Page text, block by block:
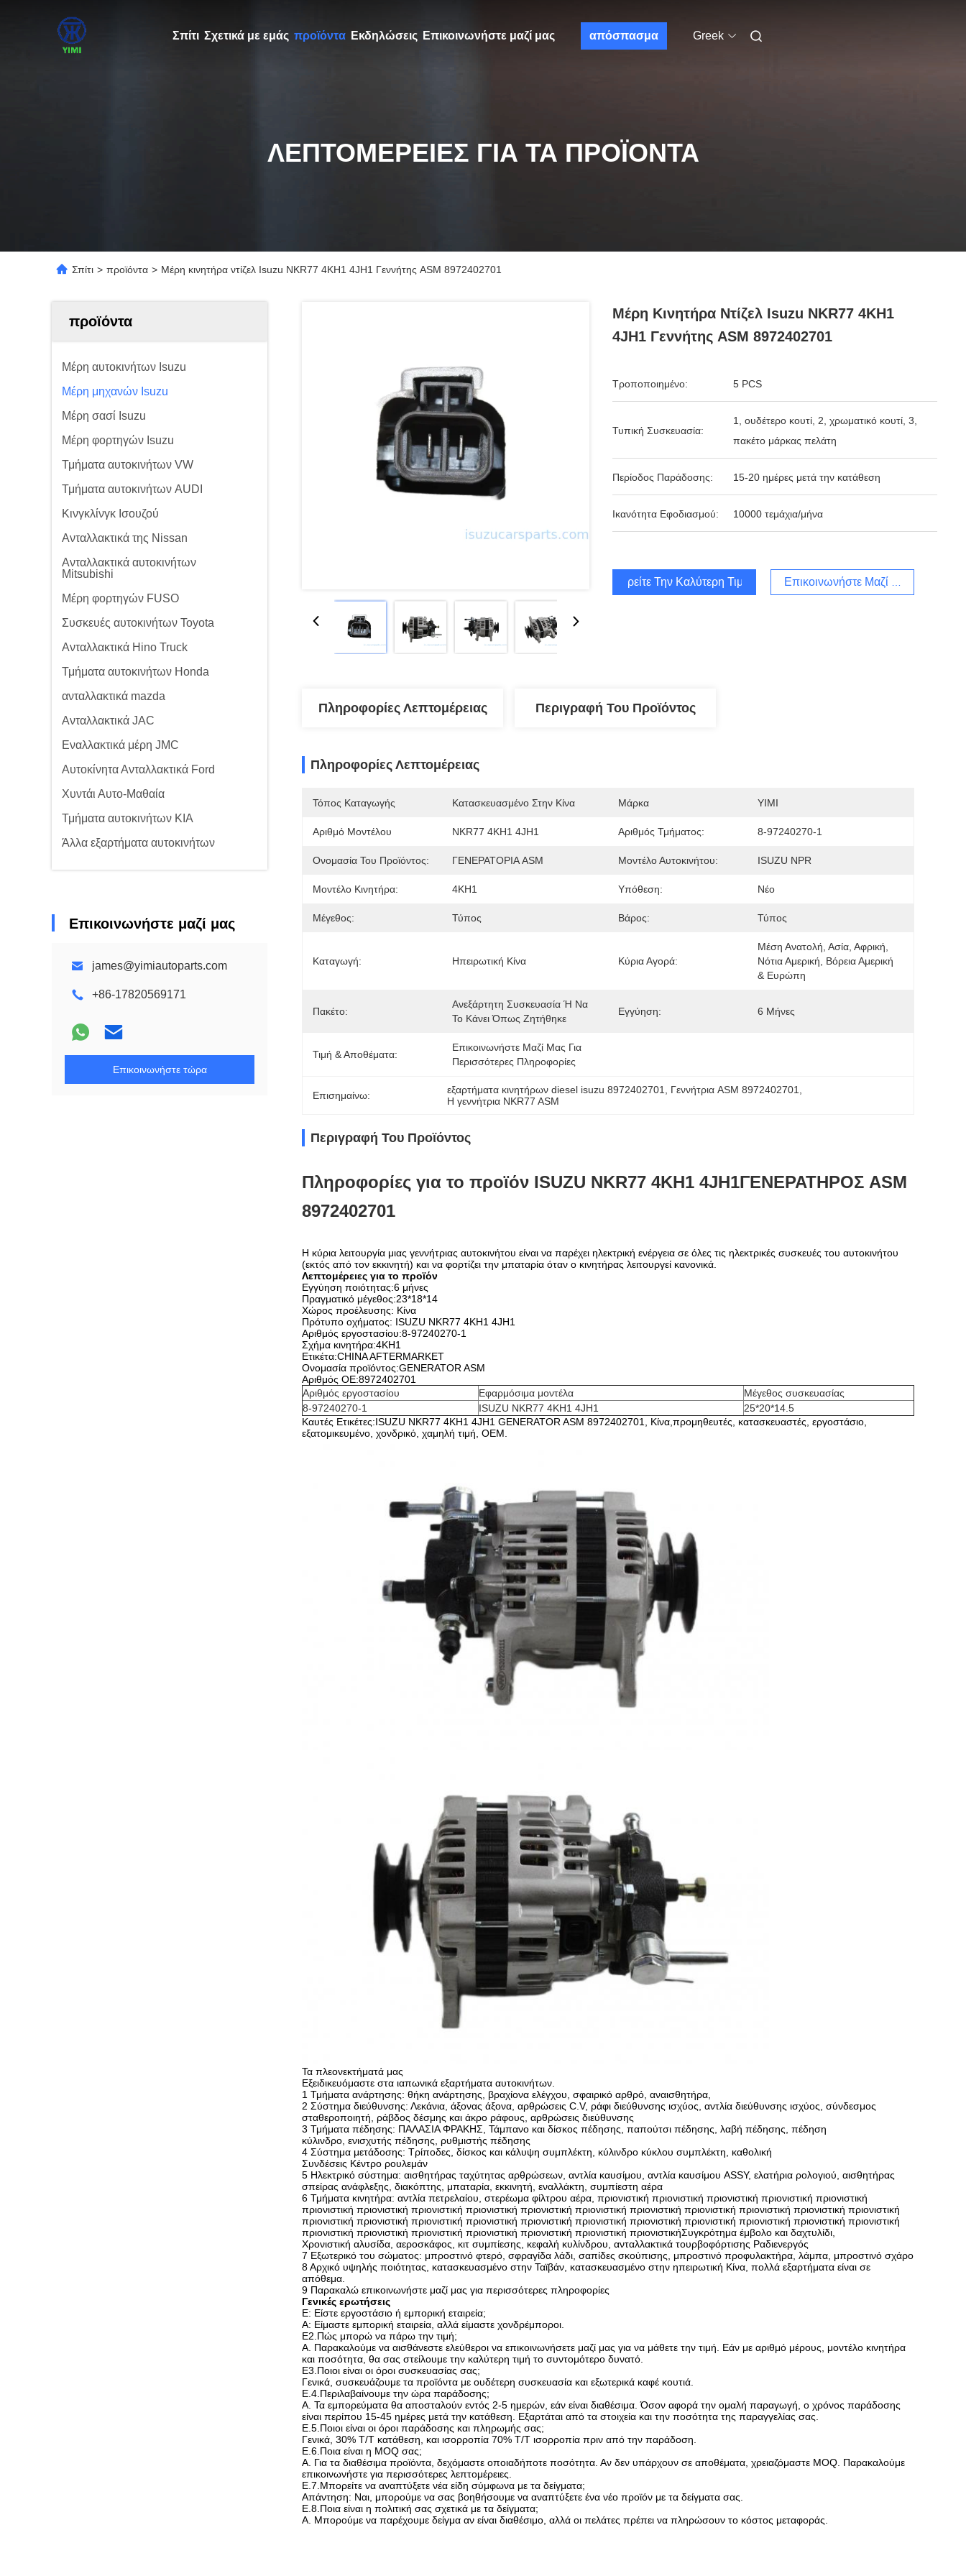
Σπίτι Σχετικά με εμάς προϊόντα Εκδηλώσεις Επικοινωνήστε μαζί μας απόσπασμα Greek
ΛΕΠΤΟΜΈΡΕΙΕΣ ΓΙΑ ΤΑ ΠΡΟΪΌΝΤΑ
Σπίτι > προϊόντα > Μέρη κινητήρα ντίζελ Isuzu NKR77 4KH1 4JH1 Γεννήτης ASM 8972402701
προϊόντα
Μέρη αυτοκινήτων Isuzu
Μέρη μηχανών Isuzu
Μέρη σασί Isuzu
Μέρη φορτηγών Isuzu
Τμήματα αυτοκινήτων VW
Τμήματα αυτοκινήτων AUDI
Κινγκλίνγκ Ισουζού
Ανταλλακτικά της Nissan
Ανταλλακτικά αυτοκινήτων
Mitsubishi
Μέρη φορτηγών FUSO
Συσκευές αυτοκινήτων Toyota
Ανταλλακτικά Hino Truck
Τμήματα αυτοκινήτων Honda
ανταλλακτικά mazda
Ανταλλακτικά JAC
Εναλλακτικά μέρη JMC
Αυτοκίνητα Ανταλλακτικά Ford
Χυντάι Αυτο-Μαθαία
Τμήματα αυτοκινήτων KIA
Άλλα εξαρτήματα αυτοκινήτων
Επικοινωνήστε μαζί μας
james@yimiautoparts.com
+86-17820569171
Επικοινωνήστε τώρα
Μέρη Κινητήρα Ντίζελ Isuzu NKR77 4KH1
4JH1 Γεννήτης ASM 8972402701
Τροποποιημένο: 5 PCS
Τυπική Συσκευασία:
1, ουδέτερο κουτί, 2, χρωματικό κουτί, 3,
πακέτο μάρκας πελάτη
Περίοδος Παράδοσης: 15-20 ημέρες μετά την κατάθεση
Ικανότητα Εφοδιασμού: 10000 τεμάχια/μήνα
Βρείτε Την Καλύτερη Τιμή Επικοινωνήστε Μαζί Μας
Πληροφορίες Λεπτομέρειας Περιγραφή Του Προϊόντος
Πληροφορίες Λεπτομέρειας
Τόπος Καταγωγής Κατασκευασμένο Στην Κίνα Μάρκα YIMI
Αριθμό Μοντέλου NKR77 4KH1 4JH1 Αριθμός Τμήματος: 8-97240270-1
Ονομασία Του Προϊόντος: ΓΕΝΕΡΑΤΟΡΙΑ ASM Μοντέλο Αυτοκινήτου: ISUZU NPR
Μοντέλο Κινητήρα: 4KH1 Υπόθεση: Νέο
Μέγεθος: Τύπος Βάρος: Τύπος
Καταγωγή: Ηπειρωτική Κίνα Κύρια Αγορά:
Μέση Ανατολή, Ασία, Αφρική,
Νότια Αμερική, Βόρεια Αμερική
& Ευρώπη
Πακέτο:
Ανεξάρτητη Συσκευασία Ή Να
Το Κάνει Όπως Ζητήθηκε
Εγγύηση: 6 Μήνες
Τιμή & Αποθέματα:
Επικοινωνήστε Μαζί Μας Για
Περισσότερες Πληροφορίες
Επισημαίνω: εξαρτήματα κινητήρων diesel isuzu 8972402701 Γεννήτρια ASM 8972402701
Η γεννήτρια NKR77 ASM
Περιγραφή Του Προϊόντος
Πληροφορίες για το προϊόν ISUZU NKR77 4KH1 4JH1ΓΕΝΕΡΑΤΗΡΟΣ ASM
8972402701
Η κύρια λειτουργία μιας γεννήτριας αυτοκινήτου είναι να παρέχει ηλεκτρική ενέργεια σε όλες τις ηλεκτρικές συσκευές του αυτοκινήτου
(εκτός από τον εκκινητή) και να φορτίζει την μπαταρία όταν ο κινητήρας λειτουργεί κανονικά.
Λεπτομέρειες για το προϊόν
Εγγύηση ποιότητας:6 μήνες
Πραγματικό μέγεθος:23*18*14
Χώρος προέλευσης: Κίνα
Πρότυπο οχήματος: ISUZU NKR77 4KH1 4JH1
Αριθμός εργοστασίου:8-97240270-1
Σχήμα κινητήρα:4KH1
Ετικέτα:CHINA AFTERMARKET
Ονομασία προϊόντος:GENERATOR ASM
Αριθμός ΟΕ:8972402701
Αριθμός εργοστασίου
Εφαρμόσιμα μοντέλα
Μέγεθος συσκευασίας
8-97240270-1
ISUZU NKR77 4KH1 4JH1
25*20*14.5
Καυτές Ετικέτες:ISUZU NKR77 4KH1 4JH1 GENERATOR ASM 8972402701, Κίνα,προμηθευτές, κατασκευαστές, εργοστάσιο,
εξατομικευμένο, χονδρικό, χαμηλή τιμή, OEM.
Τα πλεονεκτήματά μας
Εξειδικευόμαστε στα ιαπωνικά εξαρτήματα αυτοκινήτων.
1 Τμήματα ανάρτησης: θήκη ανάρτησης, βραχίονα ελέγχου, σφαιρικό αρθρό, αναισθητήρα,
2 Σύστημα διεύθυνσης: Λεκάνια, άξονας άξονα, αρθρώσεις C.V, ράφι διεύθυνσης ισχύος, αντλία διεύθυνσης ισχύος, σύνδεσμος
σταθεροποιητή, ράβδος δέσμης και άκρο ράφους, αρθρώσεις διεύθυνσης
3 Τμήματα πέδησης: ΠΑΛΑΣΙΑ ΦΡΑΚΗΣ, Τάμπανο και δίσκος πέδησης, παπούτσι πέδησης, λαβή πέδησης, πέδηση
κύλινδρο, ενισχυτής πέδησης, ρυθμιστής πέδησης
4 Σύστημα μετάδοσης: Τρίποδες, δίσκος και κάλυψη συμπλέκτη, κύλινδρο κύκλου συμπλέκτη, καθολική
Συνδέσεις Κέντρο ρουλεμάν
5 Ηλεκτρικό σύστημα: αισθητήρας ταχύτητας αρθρώσεων, αντλία καυσίμου, αντλία καυσίμου ASSY, ελατήρια ρολογιού, αισθητήρας
σπείρας ανάφλεξης, διακόπτης, μπαταρία, εκκινητή, εναλλάκτη, συμπίεστη αέρα
6 Τμήματα κινητήρα: αντλία πετρελαίου, στερέωμα φίλτρου αέρα, πριονιστική πριονιστική πριονιστική πριονιστική πριονιστική
πριονιστική πριονιστική πριονιστική πριονιστική πριονιστική πριονιστική πριονιστική πριονιστική πριονιστική πριονιστική πριονιστική
πριονιστική πριονιστική πριονιστική πριονιστική πριονιστική πριονιστική πριονιστική πριονιστική πριονιστική πριονιστική πριονιστική
πριονιστική πριονιστική πριονιστική πριονιστική πριονιστική πριονιστική πριονιστικήΣυγκρότημα έμβολο και δαχτυλίδι,
Χρονιστική αλυσίδα, αεροσκάφος, κιτ συμπίεσης, κεφαλή κυλίνδρου, ανταλλακτικά τουρβοφόρτισης Ραδιενεργός
7 Εξωτερικό του σώματος: μπροστινό φτερό, σφραγίδα λάδι, σαπίδες σκούπισης, μπροστινό προφυλακτήρα, λάμπα, μπροστινό σχάρο
8 Αρχικό υψηλής ποιότητας, κατασκευασμένο στην Ταϊβάν, κατασκευασμένο στην ηπειρωτική Κίνα, πολλά εξαρτήματα είναι σε
απόθεμα.
9 Παρακαλώ επικοινωνήστε μαζί μας για περισσότερες πληροφορίες
Γενικές ερωτήσεις
Ε: Είστε εργοστάσιο ή εμπορική εταιρεία;
Α: Είμαστε εμπορική εταιρεία, αλλά είμαστε χονδρέμποροι.
Ε2.Πώς μπορώ να πάρω την τιμή;
Α. Παρακαλούμε να αισθάνεστε ελεύθεροι να επικοινωνήσετε μαζί μας για να μάθετε την τιμή. Εάν με αριθμό μέρους, μοντέλο κινητήρα
και ποσότητα, θα σας στείλουμε την καλύτερη τιμή το συντομότερο δυνατό.
Ε3.Ποιοι είναι οι όροι συσκευασίας σας;
Γενικά, συσκευάζουμε τα προϊόντα με ουδέτερη συσκευασία και εξωτερικά καφέ κουτιά.
Ε.4.Περιλαβαίνουμε την ώρα παράδοσης;
Α. Τα εμπορεύματα θα αποσταλούν εντός 2-5 ημερών, εάν είναι διαθέσιμα. Όσον αφορά την ομαλή παραγωγή, ο χρόνος παράδοσης
είναι περίπου 15-45 ημέρες μετά την κατάθεση. Εξαρτάται από τα στοιχεία και την ποσότητα της παραγγελίας σας.
Ε.5.Ποιοι είναι οι όροι παράδοσης και πληρωμής σας;
Γενικά, 30% T/T κατάθεση, και ισορροπία 70% T/T ισορροπία πριν από την παράδοση.
Ε.6.Ποια είναι η MOQ σας;
Α. Για τα διαθέσιμα προϊόντα, δεχόμαστε οποιαδήποτε ποσότητα. Αν δεν υπάρχουν σε αποθέματα, χρειαζόμαστε MOQ. Παρακαλούμε
επικοινωνήστε για περισσότερες λεπτομέρειες.
Ε.7.Μπορείτε να αναπτύξετε νέα είδη σύμφωνα με τα δείγματα;
Απάντηση: Ναι, μπορούμε να σας βοηθήσουμε να αναπτύξετε ένα νέο προϊόν με τα δείγματα σας.
Ε.8.Ποια είναι η πολιτική σας σχετικά με τα δείγματα;
Α. Μπορούμε να παρέχουμε δείγμα αν είναι διαθέσιμο, αλλά οι πελάτες πρέπει να πληρώσουν το κόστος μεταφοράς.